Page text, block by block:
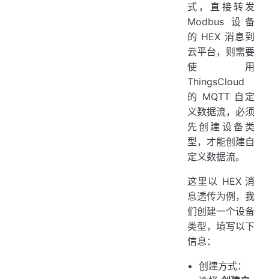
式，直接转发
Modbus 设备
的 HEX 消息到
云平台，则需要
使用
ThingsCloud
的 MQTT 自定
义数据流，必须
先创建设备类
型，才能创建自
定义数据流。
这里以 HEX 消
息透传为例，我
们创建一个设备
类型，填写以下
信息：
创建方式：